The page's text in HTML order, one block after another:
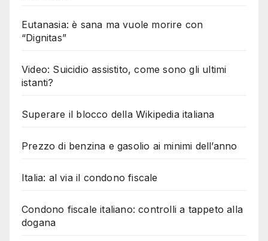
Eutanasia: è sana ma vuole morire con
“Dignitas”
Video: Suicidio assistito, come sono gli ultimi
istanti?
Superare il blocco della Wikipedia italiana
Prezzo di benzina e gasolio ai minimi dell’anno
Italia: al via il condono fiscale
Condono fiscale italiano: controlli a tappeto alla
dogana